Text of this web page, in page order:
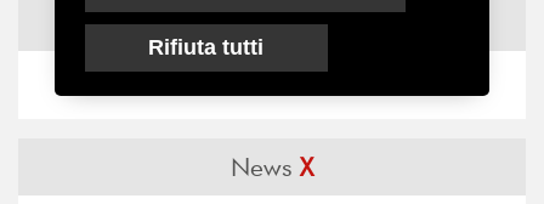
NewsFacebook
NewsX
Rifiuta tutti